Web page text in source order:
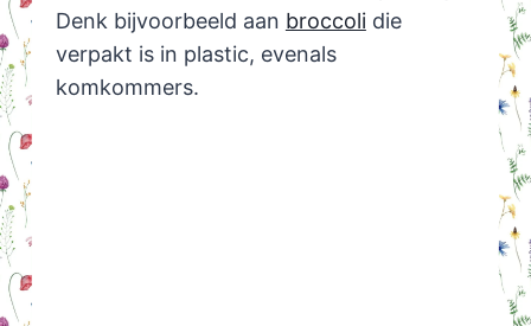
Denk bijvoorbeeld aan broccolidie
verpakt is in plastic, evenals
komkommers.